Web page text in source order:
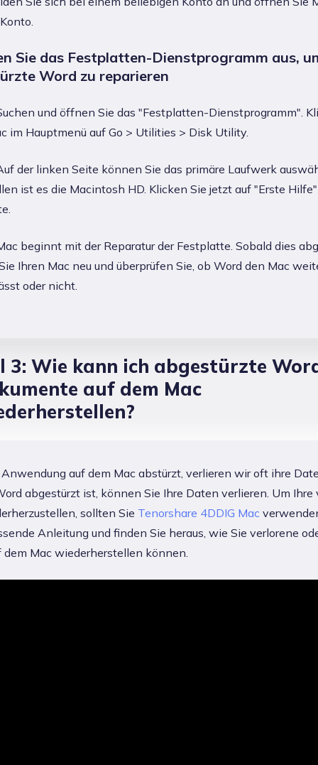
Sie das Festplatten-Dienstprogramm aus,
Word zu reparieren
und öffnen Sie das "Festplatten-Dienstprogramm".
im Hauptmenü auf Go > Utilities > Disk Utility.
der linken Seite können Sie das primäre Laufwerk
ist es die Macintosh HD. Klicken Sie jetzt auf "Erste
beginnt mit der Reparatur der Festplatte. Sobald dies
Ihren Mac neu und überprüfen Sie, ob Word den Mac
oder nicht.
3: Wie kann ich abgestürzte
auf dem Mac
auf dem Mac abstürzt, verlieren wir oft ihre
abgestürzt ist, können Sie Ihre Daten verlieren. Um Ihre
sollten Sie Tenorshare 4DDIG Mac
Anleitung und finden Sie heraus, wie Sie verlorene
dem Mac wiederherstellen können.